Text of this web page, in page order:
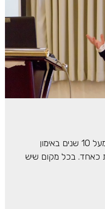
חברת שדה צברה ניסיון של מעל 10 שנים באימון
כאחד. בכל מקום שיש